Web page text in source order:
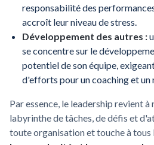
responsabilité des
accroît leur niveau de stress.
Développement des autres :
se concentre sur le
potentiel de son équipe,
d'efforts pour un coaching et
Par essence, le leadership revient à
labyrinthe de tâches, de défis et
toute organisation et touche à